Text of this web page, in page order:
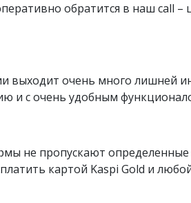
обратится в наш call –
выходит очень много лишней
и с очень удобным
не пропускают
картой Kaspi Gold и